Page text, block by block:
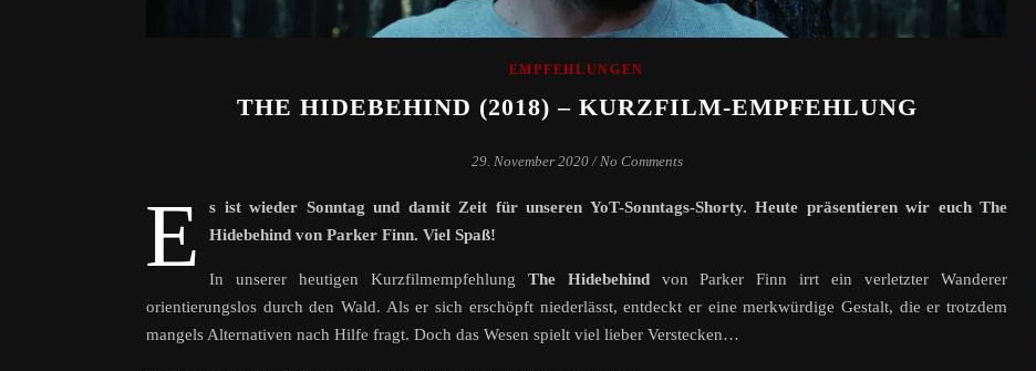
EMPFEHLUNGEN
THE HIDEBEHIND (2018) – KURZFILM-EMPFEHLUNG
29. November 2020 / No Comments
E
s ist wieder Sonntag und damit Zeit für unseren YoT-Sonntags-Shorty. Heute präsentieren wir euch The
Hidebehind von Parker Finn. Viel Spaß!
In unserer heutigen Kurzfilmempfehlung The Hidebehindvon Parker Finn irrt ein verletzter Wanderer
orientierungslos durch den Wald. Als er sich erschöpft niederlässt, entdeckt er eine merkwürdige Gestalt, die er trotzdem
mangels Alternativen nach Hilfe fragt. Doch das Wesen spielt viel lieber Verstecken…